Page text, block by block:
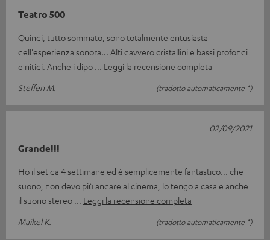
Teatro 500
Quindi, tutto sommato, sono totalmente entusiasta
dell'esperienza sonora... Alti davvero cristallini e bassi profondi
e nitidi. Anche i dipo
Leggi la recensione completa
Steffen M.
(tradotto automaticamente *)
Grande!!!
Ho il set da 4 settimane ed è semplicemente fantastico... che
suono, non devo più andare al cinema, lo tengo a casa e anche
il suono stereo
Leggi la recensione completa
Maikel K.
(tradotto automaticamente *)
02/09/2021